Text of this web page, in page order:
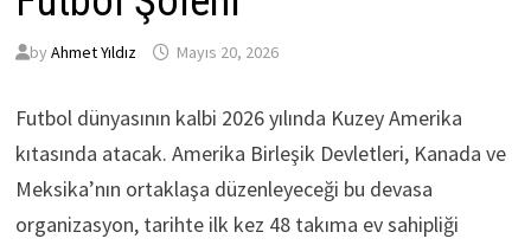
by Ahmet Yıldız Mayıs 20, 2026
Futbol dünyasının kalbi 2026 yılında Kuzey Amerika
kıtasında atacak. Amerika Birleşik Devletleri, Kanada ve
Meksika’nın ortaklaşa düzenleyeceği bu devasa
organizasyon, tarihte ilk kez 48 takıma ev sahipliği